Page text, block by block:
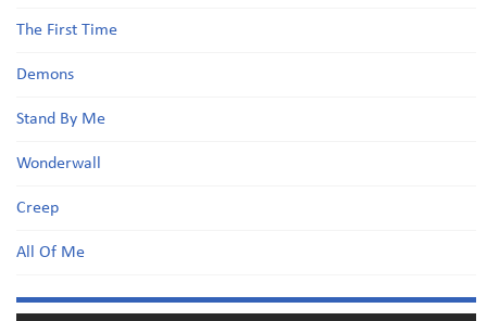
The First Time
Demons
Stand By Me
Wonderwall
Creep
All Of Me